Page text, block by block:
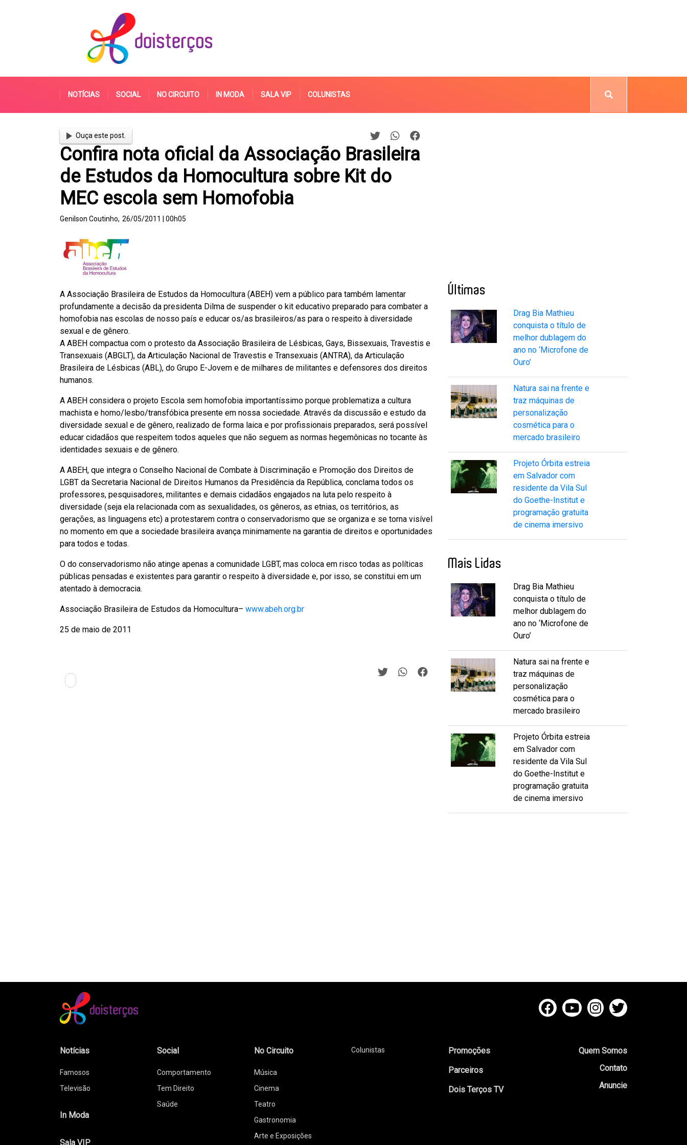
NOTÍCIAS SOCIAL NO CIRCUITO IN MODA SALA VIP COLUNISTAS
Ouça este post.
Confira nota oficial da Associação Brasileira
de Estudos da Homocultura sobre Kit do
MEC escola sem Homofobia
Genilson Coutinho, 26/05/2011 | 00h05
A Associação Brasileira de Estudos da Homocultura (ABEH) vem a público para também lamentar
profundamente a decisão da presidenta Dilma de suspender o kit educativo preparado para combater a
homofobia nas escolas de nosso país e educar os/as brasileiros/as para o respeito à diversidade
sexual e de gênero.
A ABEH compactua com o protesto da Associação Brasileira de Lésbicas, Gays, Bissexuais, Travestis e
Transexuais (ABGLT), da Articulação Nacional de Travestis e Transexuais (ANTRA), da Articulação
Brasileira de Lésbicas (ABL), do Grupo E-Jovem e de milhares de militantes e defensores dos direitos
humanos.
A ABEH considera o projeto Escola sem homofobia importantíssimo porque problematiza a cultura
machista e homo/lesbo/transfóbica presente em nossa sociedade. Através da discussão e estudo da
diversidade sexual e de gênero, realizado de forma laica e por profissionais preparados, será possível
educar cidadãos que respeitem todos aqueles que não seguem as normas hegemônicas no tocante às
identidades sexuais e de gênero.
A ABEH, que integra o Conselho Nacional de Combate à Discriminação e Promoção dos Direitos de
LGBT da Secretaria Nacional de Direitos Humanos da Presidência da República, conclama todos os
professores, pesquisadores, militantes e demais cidadãos engajados na luta pelo respeito à
diversidade (seja ela relacionada com as sexualidades, os gêneros, as etnias, os territórios, as
gerações, as linguagens etc) a protestarem contra o conservadorismo que se organiza e se torna visível
no momento em que a sociedade brasileira avança minimamente na garantia de direitos e oportunidades
para todos e todas.
O do conservadorismo não atinge apenas a comunidade LGBT, mas coloca em risco todas as políticas
públicas pensadas e existentes para garantir o respeito à diversidade e, por isso, se constitui em um
atentado à democracia.
Associação Brasileira de Estudos da Homocultura– www.abeh.org.br
25 de maio de 2011
Últimas
Drag Bia Mathieu
conquista o título de
melhor dublagem do
ano no ‘Microfone de
Ouro’
Natura sai na frente e
traz máquinas de
personalização
cosmética para o
mercado brasileiro
Projeto Órbita estreia
em Salvador com
residente da Vila Sul
do Goethe-Institut e
programação gratuita
de cinema imersivo
Mais Lidas
Drag Bia Mathieu
conquista o título de
melhor dublagem do
ano no ‘Microfone de
Ouro’
Natura sai na frente e
traz máquinas de
personalização
cosmética para o
mercado brasileiro
Projeto Órbita estreia
em Salvador com
residente da Vila Sul
do Goethe-Institut e
programação gratuita
de cinema imersivo
Notícias
Famosos
Televisão
In Moda
Sala VIP
Social
Comportamento
Tem Direito
Saúde
No Circuito
Música
Cinema
Teatro
Gastronomia
Arte e Exposições
Colunistas
Promoções
Parceiros
Dois Terços TV
Quem Somos
Contato
Anuncie